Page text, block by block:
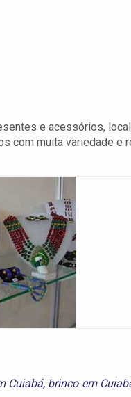
e acessórios,
com muita variedade e
Cuiabá, brinco em